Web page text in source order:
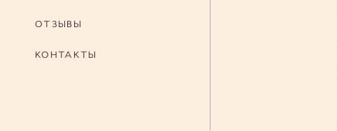
ОТЗЫВЫ
КОНТАКТЫ